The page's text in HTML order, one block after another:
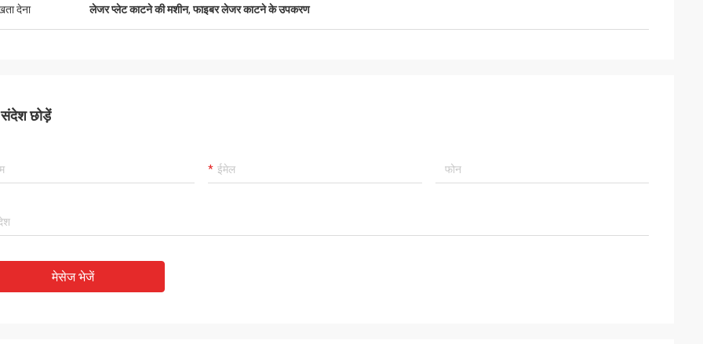
देना लेजर प्लेट काटने की मशीन,फाइबर लेजर काटने के उपकरण
छोड़ें
मेसेज भेजें